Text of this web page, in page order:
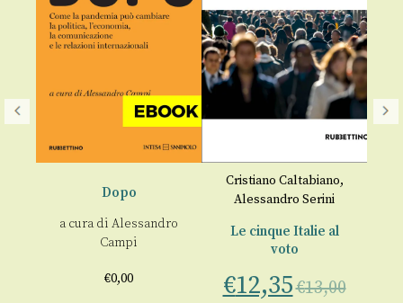
Dopo
a cura di Alessandro
Campi
€0,00
Cristiano Caltabiano,
Alessandro Serini
Le cinque Italie al
voto
€12,35€13,00